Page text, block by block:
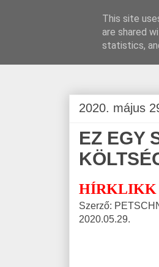
2020. május
EZ EGY
HÍRKLIKK
Szerző:
2020.05.29.
This site
are shared
statistics,